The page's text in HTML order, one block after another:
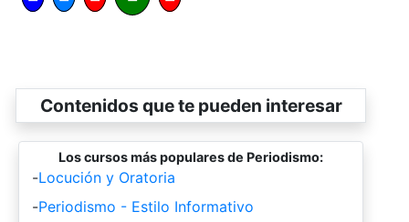
Contenidos que te pueden interesar
Los cursos más populares de Periodismo:
-Locución y Oratoria
-Periodismo - Estilo Informativo